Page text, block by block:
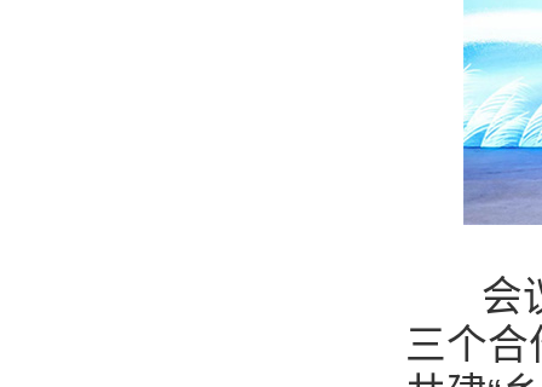
会议
三个合